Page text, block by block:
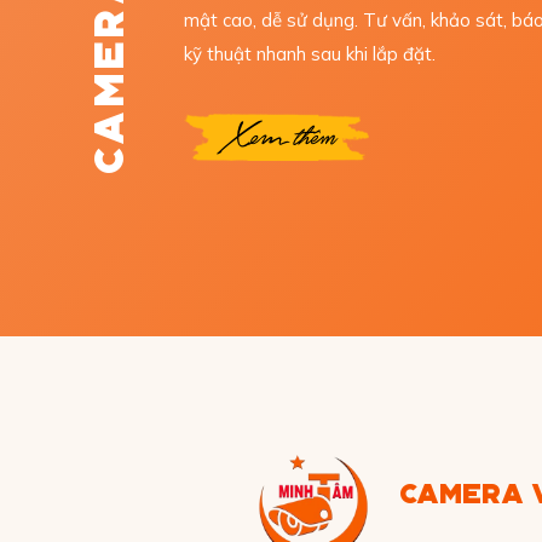
mật cao, dễ sử dụng. Tư vấn, khảo sát,
kỹ thuật nhanh sau khi lắp đặt.
Xem thêm
CAMERA